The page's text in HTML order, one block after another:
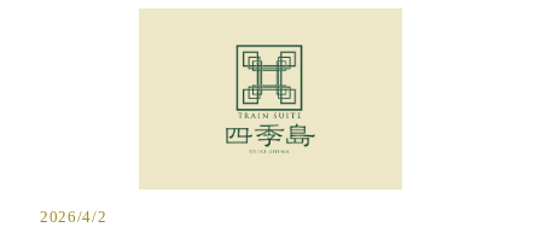
2026/4/2